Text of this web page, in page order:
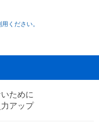
ください。
ために
アップ